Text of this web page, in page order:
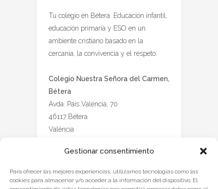
Gestionar consentimiento
Para ofrecer las mejores experiencias, utilizamos tecnologías como las
cookies para almacenar y/o acceder a la información del dispositivo. El
Tu colegio en Bétera. Educación infantil,
educación primaria y ESO en un
ambiente cristiano basado en la
cercanía, la convivencia y el respeto.
Colegio Nuestra Señora del Carmen,
Bétera
Avda. País Valencià, 70
46117 Bétera
València